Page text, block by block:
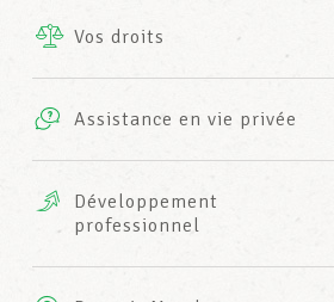
INFO-CENTER
Vos droits
Assistance en vie privée
complémentaires
AXA
Développement
professionnel